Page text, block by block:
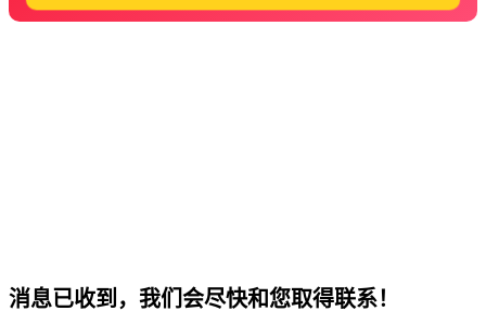
消息已收到，我们会尽快和您取得联系！